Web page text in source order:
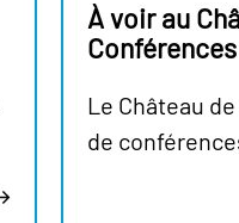
À voir au
Le Château
de